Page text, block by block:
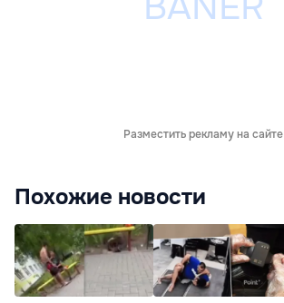
Разместить рекламу на сайте
Похожие новости